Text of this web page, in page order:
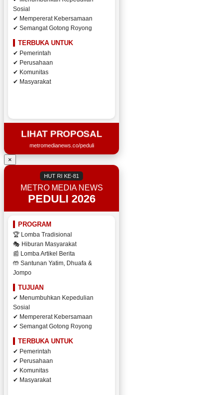
Sosial
✔ Mempererat Kebersamaan
✔ Semangat Gotong Royong
TERBUKA UNTUK
✔ Pemerintah
✔ Perusahaan
✔ Komunitas
✔ Masyarakat
LIHAT PROPOSAL
metromedianews.co/peduli
×
HUT RI KE-81
METRO MEDIA NEWS
PEDULI 2026
PROGRAM
🏆 Lomba Tradisional
🎭 Hiburan Masyarakat
📰 Lomba Artikel Berita
🤲 Santunan Yatim, Dhuafa &
Jompo
TUJUAN
✔ Menumbuhkan Kepedulian
Sosial
✔ Mempererat Kebersamaan
✔ Semangat Gotong Royong
TERBUKA UNTUK
✔ Pemerintah
✔ Perusahaan
✔ Komunitas
✔ Masyarakat